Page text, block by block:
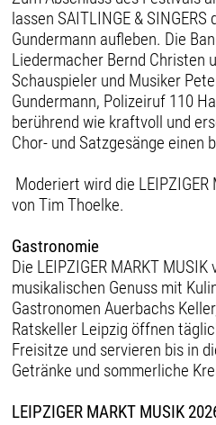
lassen SAITLINGE &
Gundermann aufleben. Die
Liedermacher Bernd Christen
Schauspieler und Musiker
Gundermann, Polizeiruf 110
berührend wie kraftvoll und
Chor- und Satzgesänge einen
Moderiert wird die LEIPZIGER
von Tim Thoelke.
Gastronomie
Die LEIPZIGER MARKT
musikalischen Genuss mit
Gastronomen Auerbachs
Ratskeller Leipzig öffnen
Freisitze und servieren bis in
Getränke und sommerliche
LEIPZIGER MARKT MUSIK